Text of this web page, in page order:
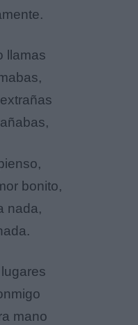
llamas
bonito,
nada,
mano